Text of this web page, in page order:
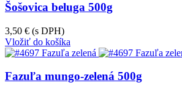
Šošovica beluga 500g
3,50 € (s DPH)
Vložiť do košíka
Fazuľa mungo-zelená 500g